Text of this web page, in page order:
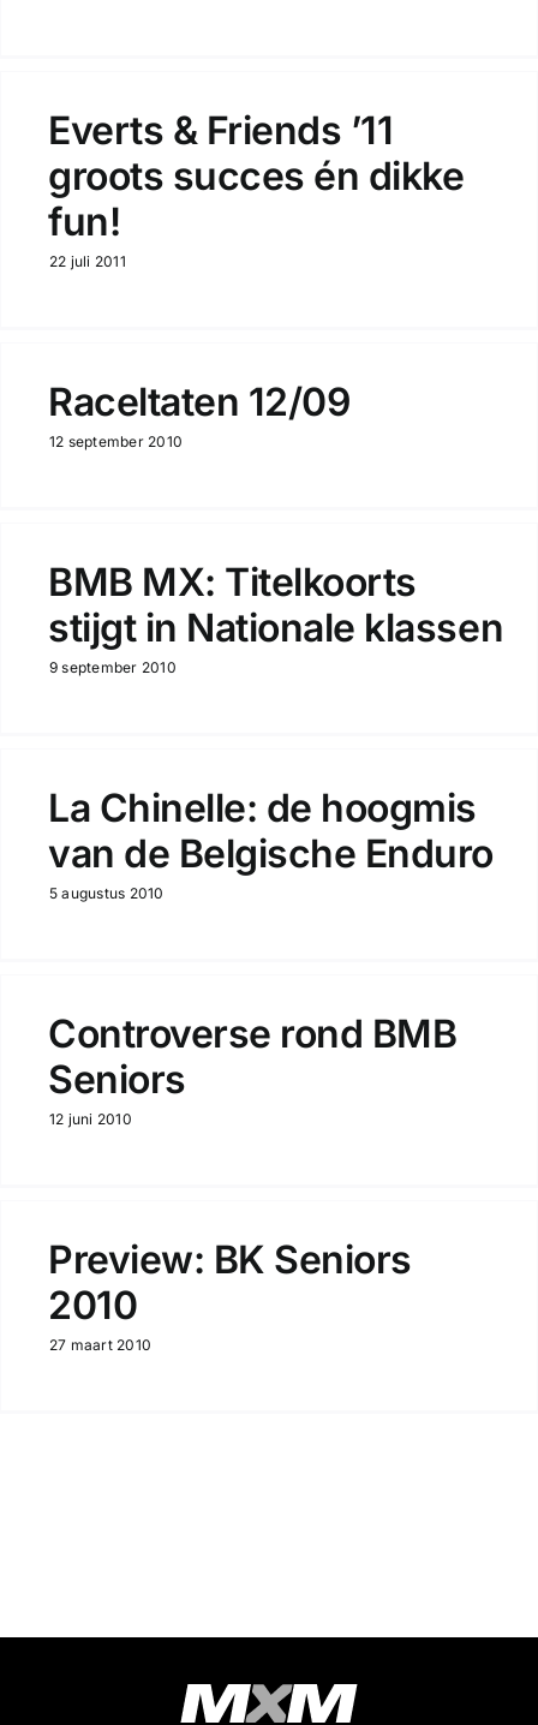
Everts & Friends ’11
groots succes én dikke
fun!
22 juli 2011
Raceltaten 12/09
12 september 2010
BMB MX: Titelkoorts
stijgt in Nationale klassen
9 september 2010
La Chinelle: de hoogmis
van de Belgische Enduro
5 augustus 2010
Controverse rond BMB
Seniors
12 juni 2010
Preview: BK Seniors
2010
27 maart 2010